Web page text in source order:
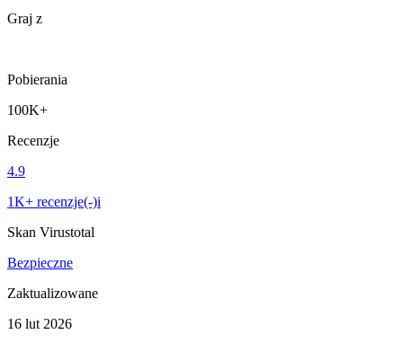
Graj z
Pobierania
100K+
Recenzje
4.9
1K+ recenzje(-)i
Skan Virustotal
Bezpieczne
Zaktualizowane
16 lut 2026